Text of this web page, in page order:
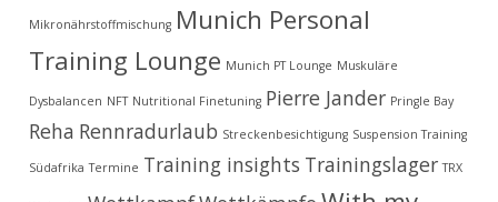
Mikronährstoffmischung Munich Personal
Training Lounge Munich PT Lounge Muskuläre
Dysbalancen NFT Nutritional Finetuning Pierre Jander Pringle Bay
Reha Rennradurlaub Streckenbesichtigung Suspension Training
Südafrika Termine Training insights Trainingslager TRX